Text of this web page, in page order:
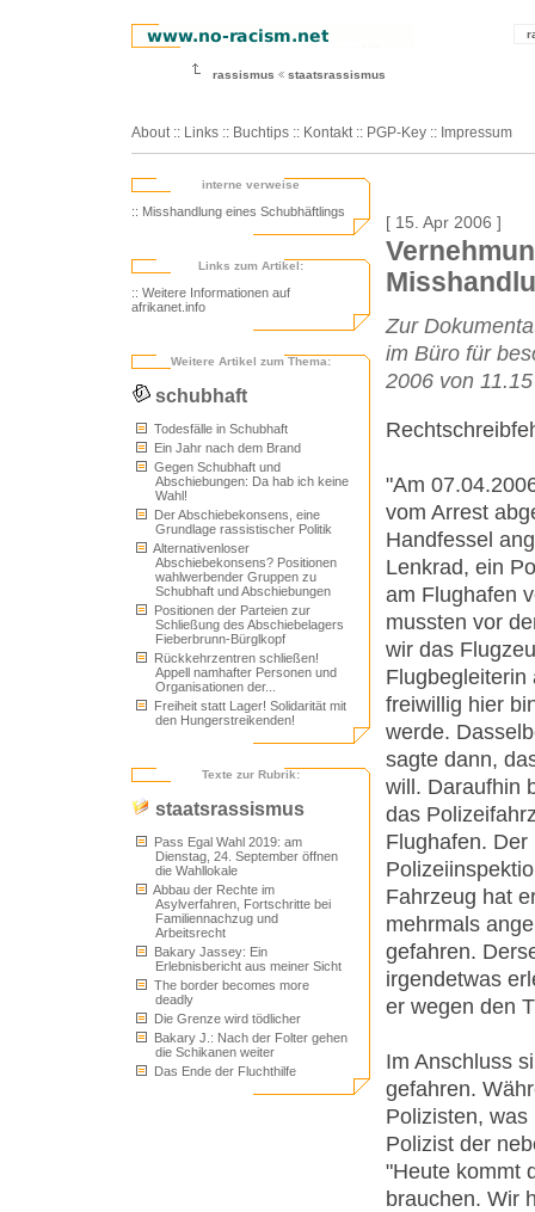
rassismus staatsrassismus
About :: Links :: Buchtips :: Kontakt :: PGP-Key :: Impressum
interne verweise
:: Misshandlung eines Schubhäftlings
Links zum Artikel:
:: Weitere Informationen auf
afrikanet.info
Weitere Artikel zum Thema:
schubhaft
Todesfälle in Schubhaft
Ein Jahr nach dem Brand
Gegen Schubhaft und
Abschiebungen: Da hab ich keine
Wahl!
Der Abschiebekonsens, eine
Grundlage rassistischer Politik
Alternativenloser
Abschiebekonsens? Positionen
wahlwerbender Gruppen zu
Schubhaft und Abschiebungen
Positionen der Parteien zur
Schließung des Abschiebelagers
Fieberbrunn-Bürglkopf
Rückkehrzentren schließen!
Appell namhafter Personen und
Organisationen der...
Freiheit statt Lager! Solidarität mit
den Hungerstreikenden!
Texte zur Rubrik:
staatsrassismus
Pass Egal Wahl 2019: am
Dienstag, 24. September öffnen
die Wahllokale
Abbau der Rechte im
Asylverfahren, Fortschritte bei
Familiennachzug und
Arbeitsrecht
Bakary Jassey: Ein
Erlebnisbericht aus meiner Sicht
The border becomes more
deadly
Die Grenze wird tödlicher
Bakary J.: Nach der Folter gehen
die Schikanen weiter
Das Ende der Fluchthilfe
[ 15. Apr 2006 ]
Zur
im Büro für
2006 von
"Am
vom Arrest
Handfessel
Lenkrad, ein
am Flughafen
mussten vor
wir das
Flugbegleiterin
freiwillig hier
werde.
sagte dann,
will. Daraufhin
das
Flughafen.
Fahrzeug hat
mehrmals
gefahren.
irgendetwas
er wegen den
Im Anschluss
gefahren.
Polizisten,
Polizist der
"Heute kommt
brauchen. Wir